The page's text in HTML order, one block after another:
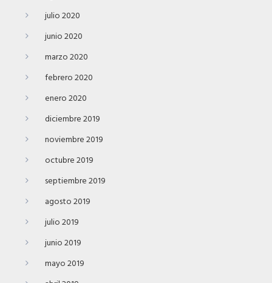
julio 2020
junio 2020
marzo 2020
febrero 2020
enero 2020
diciembre 2019
noviembre 2019
octubre 2019
septiembre 2019
agosto 2019
julio 2019
junio 2019
mayo 2019